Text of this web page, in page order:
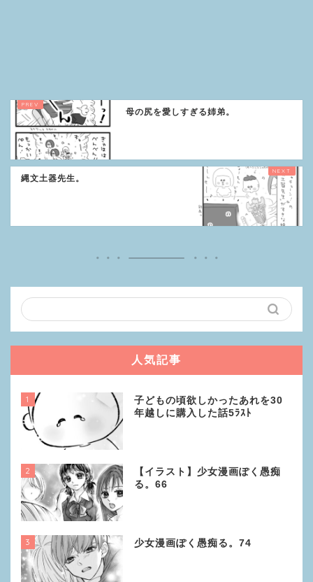
母の尻を愛しすぎる姉弟。
縄文土器先生。
人気記事
1
子どもの頃欲しかったあれを30
年越しに購入した話5ﾗｽﾄ
2
【イラスト】少女漫画ぽく愚痴
る。66
3 少女漫画ぽく愚痴る。74